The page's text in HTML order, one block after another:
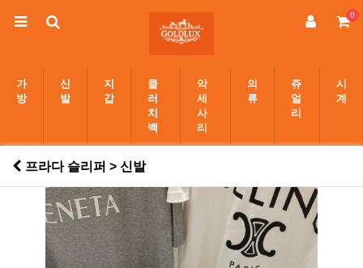
0
가
방
신
발
지
갑
클
러
치
백
악
세
사
리
의
류
쥬
얼
리
시
계
프라다 슬리퍼 > 신발